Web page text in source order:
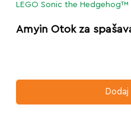
LEGO Sonic the Hedgehog™
Amyin Otok za
Dodaj